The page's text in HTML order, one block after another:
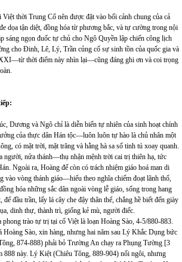
thời Trung Cổ nên được đặt vào bối cảnh chung của cả
dọa tận diệt, đồng hóa từ phương bắc, và tự cường trong nội
sáng ngọn đuốc tự chủ cho Ngô Quyền lập chiến công lịch
cho Đinh, Lê, Lý, Trần củng cố sự sinh tồn của quốc gia và
thời điểm này nhìn lại—cũng đáng ghi ơn và coi trọng
:
Dương và Ngô chỉ là diễn biến tự nhiên của sinh hoạt chính
của thực dân Hán tộc—luôn luôn tự hào là chủ nhân một
có mặt trời, mặt trăng và hằng hà sa số tinh tú xoay quanh.
người, nửa thánh—thụ nhận mệnh trời cai trị thiên hạ, tức
Ngoài ra, Hoàng đế còn có trách nhiệm giáo hoá man di
vào vòng thánh giáo—hiểu theo nghĩa chiếm đoạt lãnh thổ,
hóa những sắc dân ngoài vòng lễ giáo, sống trong hang
để đầu trần, lấy lá cây che đậy thân thể, chắng hề biết đến giày
dinh thự, thành trì, giống kẻ mù, người điếc.
trào tự trị tại cổ Việt là loạn Hoàng Sào, 4-5/880-883.
Sào, xin hàng, nhưng hai năm sau Lý Khắc Dụng bức
874-888) phải bỏ Trường An chạy ra Phụng Tường [3
888 này. Lý Kiệt (Chiêu Tông, 889-904) nối ngôi, nhưng